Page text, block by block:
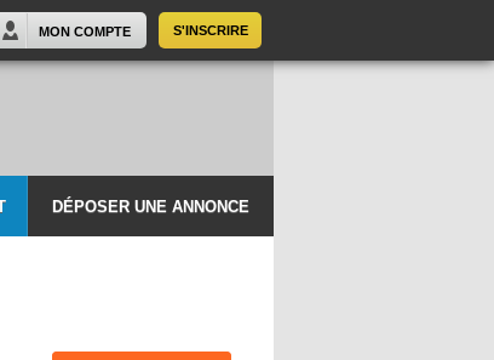
S'INSCRIRE
MON COMPTE
DÉPOSER UNE ANNONCE